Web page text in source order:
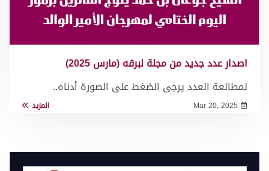
اصدار عدد جديد من مجلة لبرقه (مارس 2025)
لمطالعة العدد يرجى الضغط على الصورة أدناه..
Mar 20, 2025 المزيد